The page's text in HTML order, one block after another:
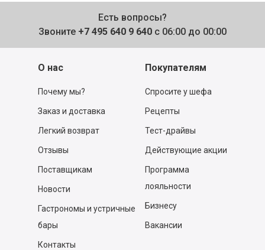
Есть вопросы?
Звоните +7 495 640 9 640 с 06:00 до 00:00
О нас
Почему мы?
Заказ и доставка
Легкий возврат
Отзывы
Поставщикам
Новости
Гастрономы и устричные
бары
Контакты
Покупателям
Спросите у шефа
Рецепты
Тест-драйвы
Действующие акции
Программа
лояльности
Бизнесу
Вакансии